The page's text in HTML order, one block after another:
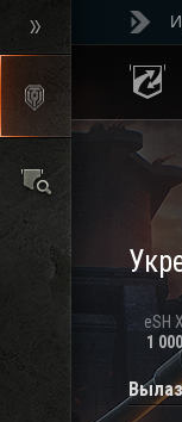
eSH X
1 000